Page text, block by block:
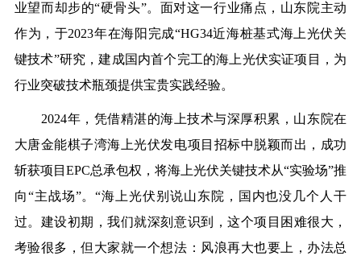
业望而却步的“硬骨头”。面对这一行业痛点，山东院主动
作为，于2023年在海阳完成“HG34近海桩基式海上光伏关
键技术”研究，建成国内首个完工的海上光伏实证项目，为
行业突破技术瓶颈提供宝贵实践经验。
2024年，凭借精湛的海上技术与深厚积累，山东院在
大唐金能棋子湾海上光伏发电项目招标中脱颖而出，成功
斩获项目EPC总承包权，将海上光伏关键技术从“实验场”推
向“主战场”。“海上光伏别说山东院，国内也没几个人干
过。建设初期，我们就深刻意识到，这个项目困难很大，
考验很多，但大家就一个想法：风浪再大也要上，办法总